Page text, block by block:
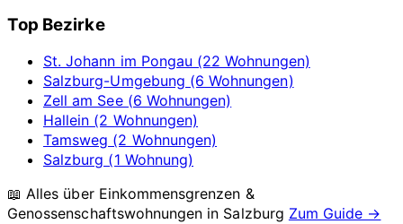
Top Bezirke
St. Johann im Pongau (22 Wohnungen)
Salzburg-Umgebung (6 Wohnungen)
Zell am See (6 Wohnungen)
Hallein (2 Wohnungen)
Tamsweg (2 Wohnungen)
Salzburg (1 Wohnung)
📖 Alles über Einkommensgrenzen &
Genossenschaftswohnungen in Salzburg Zum Guide →